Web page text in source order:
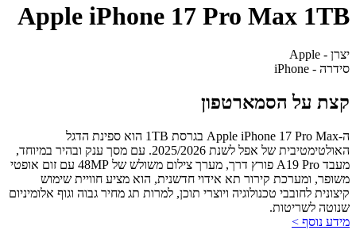
Apple iPhone 17 Pro Max 1TB
יצרן - Apple
סידרה - iPhone
קצת על הסמארטפון
ה-Apple iPhone 17 Pro Max בגרסת 1TB הוא ספינת הדגל
האולטימטיבית של אפל לשנת 2025/2026. עם מסך ענק ובהיר במיוחד,
מעבד A19 Pro פורץ דרך, מערך צילום משולש של 48MP עם זום אופטי
משופר, ומערכת קירור תא אידוי חדשנית, הוא מציע חוויית שימוש
קיצונית לחובבי טכנולוגיה ויוצרי תוכן, למרות תג מחיר גבוה וגוף אלומיניום
שנוטה לשריטות.
מידע נוסף >